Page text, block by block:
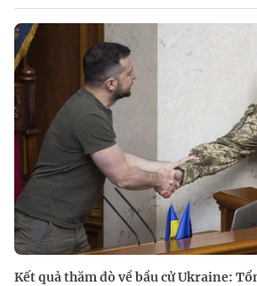
Kết quả thăm dò về bầu cử Ukraine: